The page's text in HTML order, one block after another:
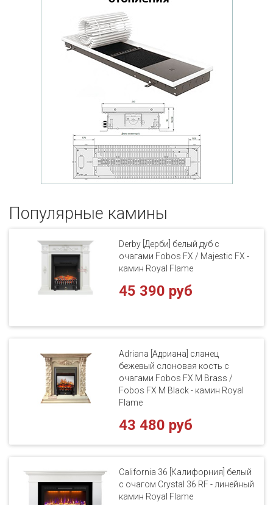
Популярные кaмины
Derby [Дерби] белый дуб с
очагами Fobos FX / Majestic FX -
камин Royal Flame
45 390 руб
Adriana [Адриана] сланец
бежевый слоновая кость с
очагами Fobos FX M Brass /
Fobos FX M Black - камин Royal
Flame
43 480 руб
California 36 [Калифорния] белый
с очагом Crystal 36 RF - линейный
камин Royal Flame